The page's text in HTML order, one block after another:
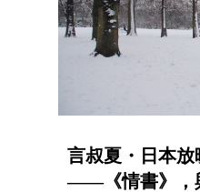
言叔夏・日本
——《情書》，